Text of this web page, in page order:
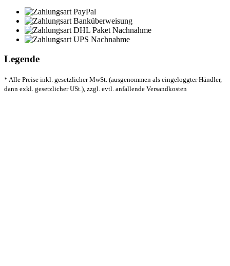
Legende
* Alle Preise inkl. gesetzlicher MwSt. (ausgenommen als eingeloggter Händler,
dann exkl. gesetzlicher USt.), zzgl. evtl. anfallende Versandkosten